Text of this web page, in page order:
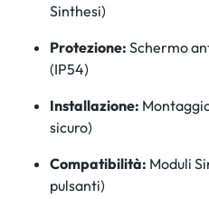
Sinthesi)
Protezione: Schermo
(IP54)
Installazione:
sicuro)
Compatibilità: Moduli
pulsanti)